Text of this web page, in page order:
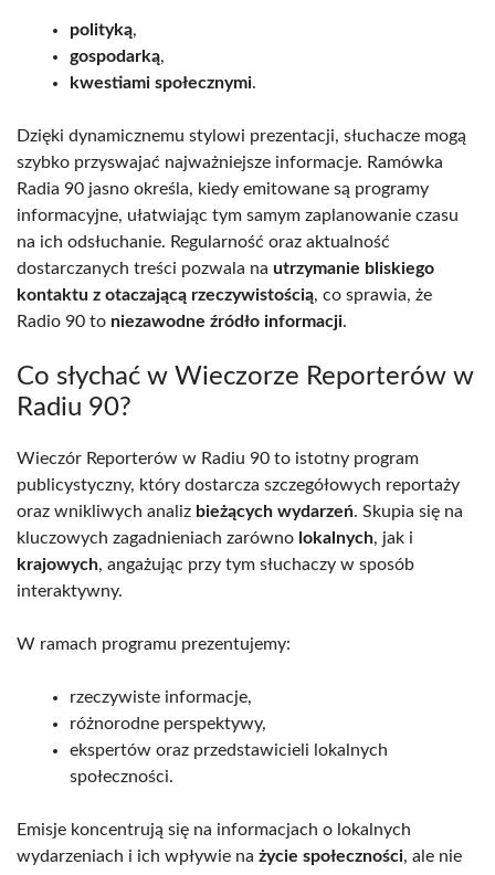
polityką,
gospodarką,
kwestiami społecznymi.
Dzięki dynamicznemu stylowi prezentacji, słuchacze mogą
szybko przyswajać najważniejsze informacje. Ramówka
Radia 90 jasno określa, kiedy emitowane są programy
informacyjne, ułatwiając tym samym zaplanowanie czasu
na ich odsłuchanie. Regularność oraz aktualność
dostarczanych treści pozwala na utrzymanie bliskiego
kontaktu z otaczającą rzeczywistością, co sprawia, że
Radio 90 to niezawodne źródło informacji.
Co słychać w Wieczorze Reporterów w
Radiu 90?
Wieczór Reporterów w Radiu 90 to istotny program
publicystyczny, który dostarcza szczegółowych reportaży
oraz wnikliwych analiz bieżących wydarzeń. Skupia się na
kluczowych zagadnieniach zarówno lokalnych, jak i
krajowych, angażując przy tym słuchaczy w sposób
interaktywny.
W ramach programu prezentujemy:
rzeczywiste informacje,
różnorodne perspektywy,
ekspertów oraz przedstawicieli lokalnych
społeczności.
Emisje koncentrują się na informacjach o lokalnych
wydarzeniach i ich wpływie na życie społeczności, ale nie